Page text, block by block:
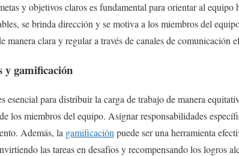
y objetivos claros es fundamental para orientar al
se brinda dirección y se motiva a los miembros del
manera clara y regular a través de canales de comunicación
y gamificación
esencial para distribuir la carga de trabajo de manera
los miembros del equipo. Asignar responsabilidades
Además, la gamificación puede ser una herramienta
las tareas en desafíos y recompensando los logros